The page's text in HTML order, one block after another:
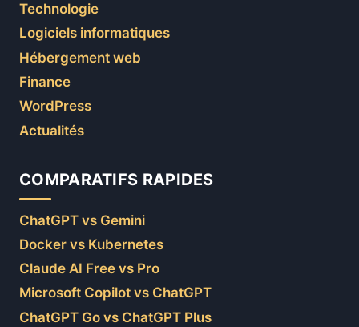
Technologie
Logiciels informatiques
Hébergement web
Finance
WordPress
Actualités
COMPARATIFS RAPIDES
ChatGPT vs Gemini
Docker vs Kubernetes
Claude AI Free vs Pro
Microsoft Copilot vs ChatGPT
ChatGPT Go vs ChatGPT Plus